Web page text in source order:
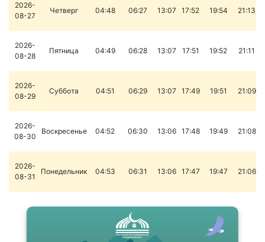
2026-
08-27
Четверг 04:48 06:27 13:07 17:52 19:54 21:13
2026-
08-28
Пятница 04:49 06:28 13:07 17:51 19:52 21:11
2026-
08-29
Суббота 04:51 06:29 13:07 17:49 19:51 21:09
2026-
08-30
Воскресенье 04:52 06:30 13:06 17:48 19:49 21:08
2026-
08-31
Понедельник 04:53 06:31 13:06 17:47 19:47 21:06